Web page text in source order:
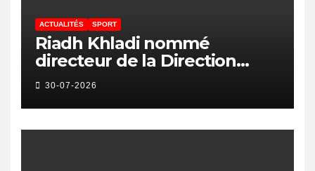
ACTUALITÉS SPORT
Riadh Khladi nommé
directeur de la Direction
Nationale de l’Arbitrage
30-07-2026